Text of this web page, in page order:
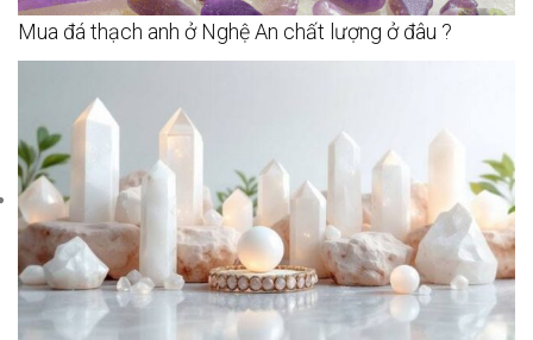
Mua đá thạch anh ở Nghệ An chất lượng ở đâu ?